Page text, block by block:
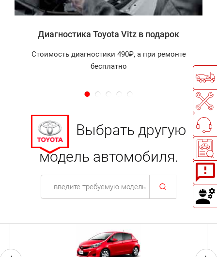
Диагностика Toyota Vitz в подарок
Стоимость диагностики 490₽, а при ремонте
бесплатно
Выбрать другую
модель автомобиля.